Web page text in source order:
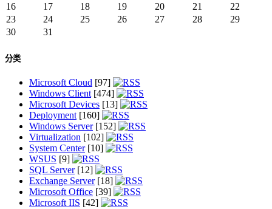
16
17 18 19 20 21
22
23
24 25 26 27 28
29
30
31
分类
Microsoft Cloud [97]
Windows Client[474]
Microsoft Devices [13]
Deployment[160]
Windows Server[152]
Virtualization [102]
System Center[10]
WSUS [9]
SQL Server[12]
Exchange Server[18]
Microsoft Office [39]
Microsoft IIS [42]